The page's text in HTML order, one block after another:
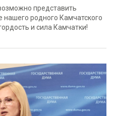
представить
родного Камчатского
и сила Камчатки!